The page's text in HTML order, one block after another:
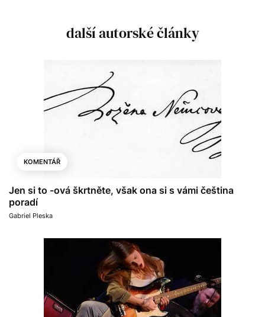
další autorské články
KOMENTÁŘ
Jen si to -ová škrtněte, však ona si s vámi čeština
poradí
Gabriel Pleska